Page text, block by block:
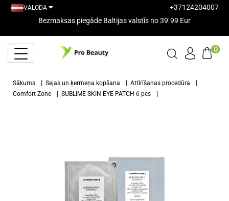
VALODA
+37124204007
Bezmaksas piegāde Baltijas valstīs no 39.99 Eur
0
Sākums Sejas un ķermeņa kopšana
Attīrīšanas procedūra
Comfort Zone
SUBLIME SKIN EYE PATCH 6 pcs